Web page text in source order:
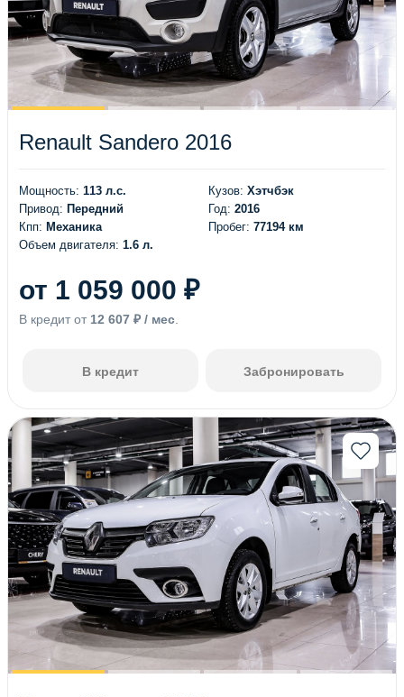
Renault Sandero 2016
Мощность: 113 л.с.
Привод: Передний
Кпп: Механика
Объем двигателя: 1.6 л.
Кузов: Хэтчбэк
Год: 2016
Пробег: 77194 км
от 1 059 000 ₽
В кредит от 12 607 ₽ / мес
В кредит Забронировать